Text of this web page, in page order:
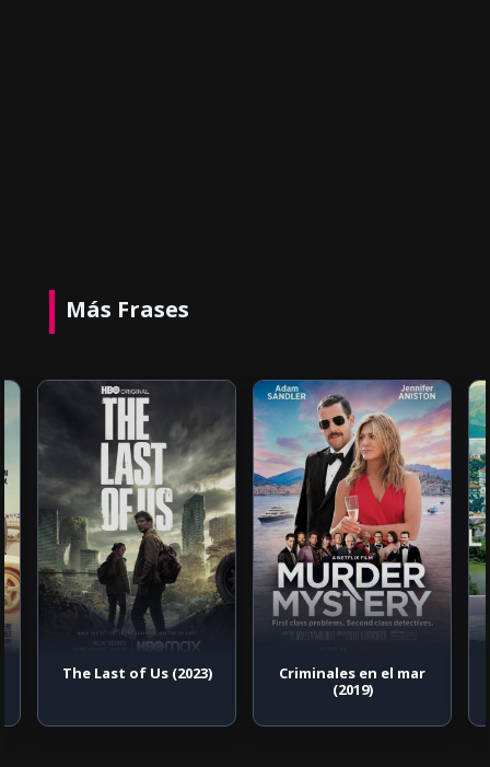
Más Frases
Criminales en el mar
Vivir 100 años: Los
secretos de las zonas